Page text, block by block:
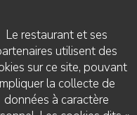
Le restaurant et ses
utilisent des
sur ce site, pouvant
la collecte de
données à caractère
/5 Cuisine
- Couverts 11
: 5 /5 Cuisine: 5/5 Qualité /